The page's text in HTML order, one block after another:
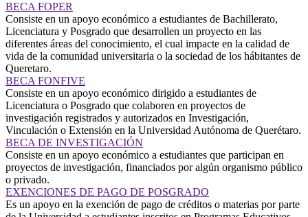
BECA FOPER
Consiste en un apoyo económico a estudiantes de Bachillerato,
Licenciatura y Posgrado que desarrollen un proyecto en las
diferentes áreas del conocimiento, el cual impacte en la calidad de
vida de la comunidad universitaria o la sociedad de los hábitantes de
Queretaro.
BECA FONFIVE
Consiste en un apoyo económico dirigido a estudiantes de
Licenciatura o Posgrado que colaboren en proyectos de
investigación registrados y autorizados en Investigación,
Vinculación o Extensión en la Universidad Autónoma de Querétaro.
BECA DE INVESTIGACIÓN
Consiste en un apoyo económico a estudiantes que participan en
proyectos de investigación, financiados por algún organismo público
o privado.
EXENCIONES DE PAGO DE POSGRADO
Es un apoyo en la exención de pago de créditos o materias por parte